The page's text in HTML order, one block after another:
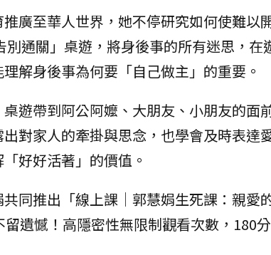
廣至華人世界，她不停研究如何使難以
通關」桌遊，將身後事的所有迷思，在
解身後事為何要「自己做主」的重要。
遊帶到阿公阿嬤、大朋友、小朋友的面
對家人的牽掛與思念，也學會及時表達
好好活著」的價值。
共同推出「線上課│郭慧娟生死課：親愛
遺憾！高隱密性無限制觀看次數，180